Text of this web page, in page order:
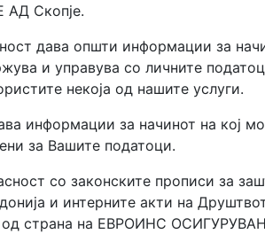
Скопје.
дава општи информации за
и управува со личните
некоја од нашите услуги.
информации за начинот на кој
за Вашите податоци.
со законските прописи за
и интерните акти на
од страна на ЕВРОИНС